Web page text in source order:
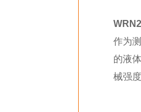
作为
的液
械强